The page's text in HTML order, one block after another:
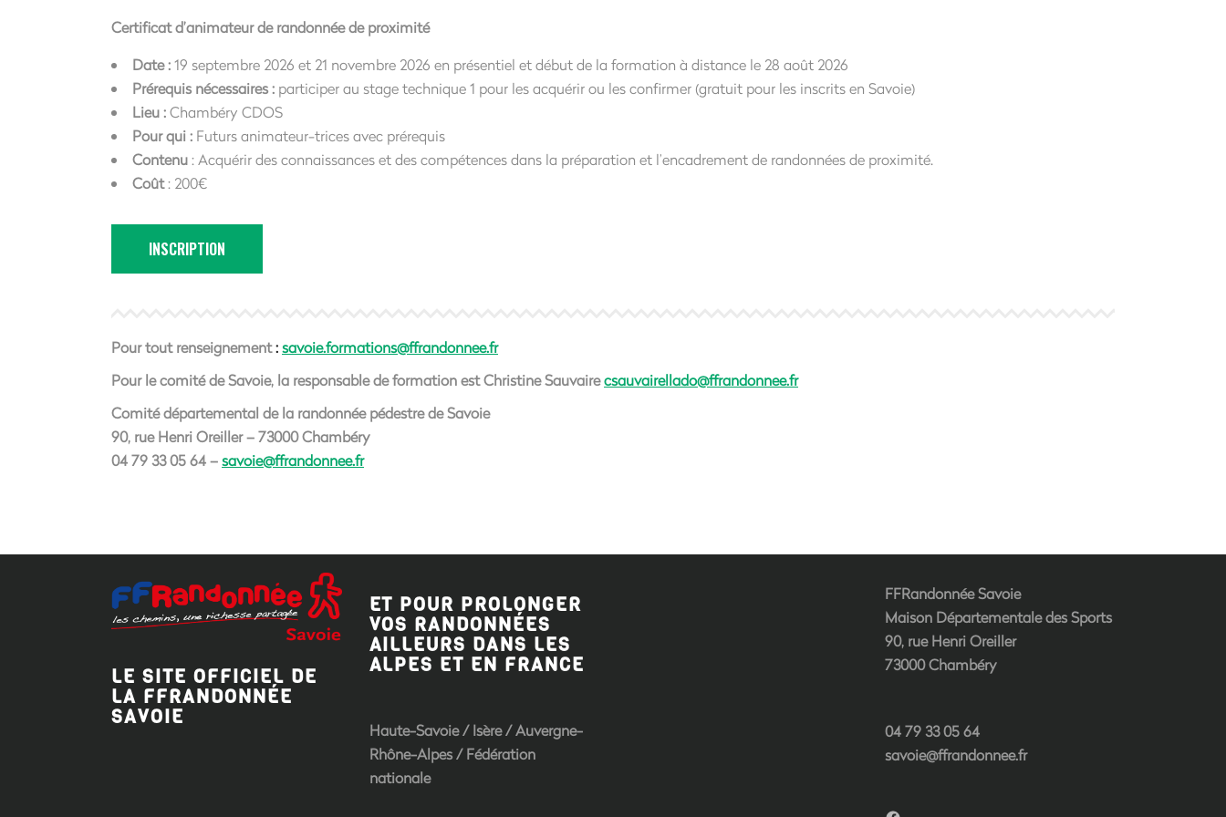
Certificat d’animateur de randonnée de proximité
Date :19 septembre 2026 et 21 novembre 2026 en présentiel et début de la formation à distance le 28 août 2026
Prérequis nécessaires : participer au stage technique 1 pour les acquérir ou les confirmer (gratuit pour les inscrits en Savoie)
Lieu :Chambéry CDOS
Pour qui : Futurs animateur-trices avec prérequis
Contenu: Acquérir des connaissances et des compétences dans la préparation et l’encadrement de randonnées de proximité.
Coût: 200€
INSCRIPTION
Pour tout renseignement:savoie.formations@ffrandonnee.fr
Pour le comité de Savoie, la responsable de formation est Christine Sauvairecsauvairellado@ffrandonnee.fr
Comité départemental de la randonnée pédestre de Savoie
90, rue Henri Oreiller – 73000 Chambéry
04 79 33 05 64 –savoie@ffrandonnee.fr
LE SITE OFFICIEL DE
LA FFRANDONNÉE
SAVOIE
ET POUR PROLONGER
VOS RANDONNÉES
AILLEURS DANS LES
ALPES ET EN FRANCE
Haute-Savoie/Isère/Auvergne-
Rhône-Alpes/Fédération
nationale
FFRandonnée Savoie
Maison Départementale des Sports
90, rue Henri Oreiller
73000 Chambéry
04 79 33 05 64
savoie@ffrandonnee.fr